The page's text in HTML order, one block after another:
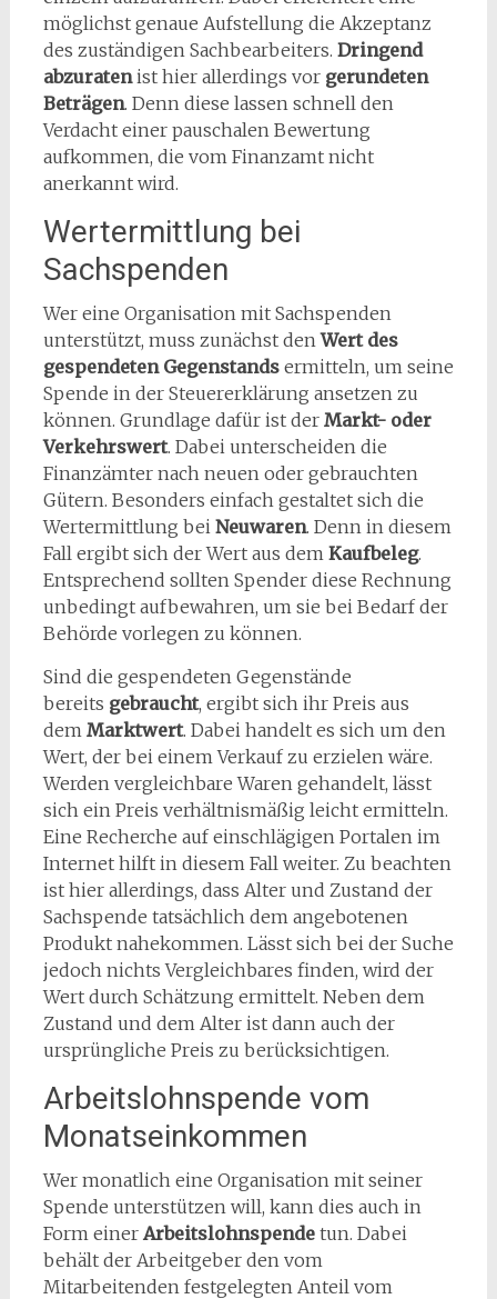
möglichst genaue Aufstellung die Akzeptanz
des zuständigen Sachbearbeiters. Dringend
abzuratenist hier allerdings vor gerundeten
Beträgen. Denn diese lassen schnell den
Verdacht einer pauschalen Bewertung
aufkommen, die vom Finanzamt nicht
anerkannt wird.
Wertermittlung bei
Sachspenden
Wer eine Organisation mit Sachspenden
unterstützt, muss zunächst denWert des
gespendeten Gegenstandsermitteln, um seine
Spende in der Steuererklärung ansetzen zu
können. Grundlage dafür ist der Markt- oder
Verkehrswert. Dabei unterscheiden die
Finanzämter nach neuen oder gebrauchten
Gütern. Besonders einfach gestaltet sich die
Wertermittlung bei Neuwaren. Denn in diesem
Fall ergibt sich der Wert aus dem Kaufbeleg.
Entsprechend sollten Spender diese Rechnung
unbedingt aufbewahren, um sie bei Bedarf der
Behörde vorlegen zu können.
Sind die gespendeten Gegenstände
bereits gebraucht, ergibt sich ihr Preis aus
dem Marktwert. Dabei handelt es sich um den
Wert, der bei einem Verkauf zu erzielen wäre.
Werden vergleichbare Waren gehandelt, lässt
sich ein Preis verhältnismäßig leicht ermitteln.
Eine Recherche auf einschlägigen Portalen im
Internet hilft in diesem Fall weiter. Zu beachten
ist hier allerdings, dass Alter und Zustand der
Sachspende tatsächlich dem angebotenen
Produkt nahekommen. Lässt sich bei der Suche
jedoch nichts Vergleichbares finden, wird der
Wert durch Schätzung ermittelt. Neben dem
Zustand und dem Alter ist dann auch der
ursprüngliche Preis zu berücksichtigen.
Arbeitslohnspende vom
Monatseinkommen
Wer monatlich eine Organisation mit seiner
Spende unterstützen will, kann dies auch in
Form einer Arbeitslohnspendetun. Dabei
behält der Arbeitgeber den vom
Mitarbeitenden festgelegten Anteil vom